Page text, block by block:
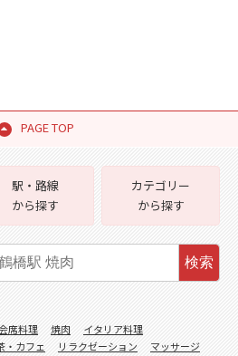
PAGE TOP
駅・路線
から探す
カテゴリー
から探す
検索
席料理 焼肉
イタリア料理
・カフェ リラクゼーション
マッサージ